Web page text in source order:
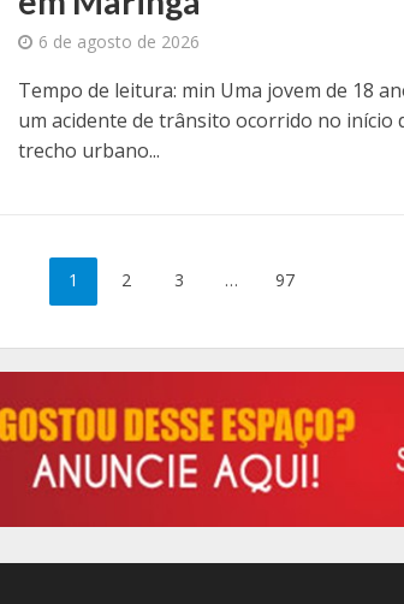
6 de agosto de 2026
Tempo de leitura: min Uma jovem de 18
um acidente de trânsito ocorrido no início
trecho urbano...
1 2 3 … 97